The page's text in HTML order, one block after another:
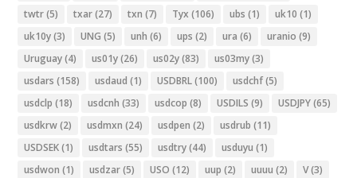
twtr(5) txar(27) txn (7) Tyx (106) ubs (1) uk10 (1)
uk10y(3) UNG (5) unh (6) ups (2) ura (6) uranio (9)
Uruguay(4) us01y(26) us02y(83) us03my(3)
usdars (158) usdaud (1) USDBRL(100) usdchf(5)
usdclp (18) usdcnh (33) usdcop (8) USDILS (9) USDJPY(65)
usdkrw(2) usdmxn (24) usdpen (2) usdrub (11)
USDSEK(1) usdtars (55) usdtry(44) usduyu (1)
usdwon (1) usdzar(5) USO (12) uup (2) uuuu (2) V(3)